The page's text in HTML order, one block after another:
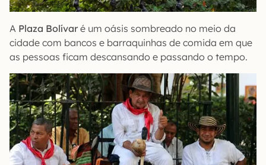
A Plaza Bolívar é um oásis sombreado no meio da
cidade com bancos e barraquinhas de comida em que
as pessoas ficam descansando e passando o tempo.